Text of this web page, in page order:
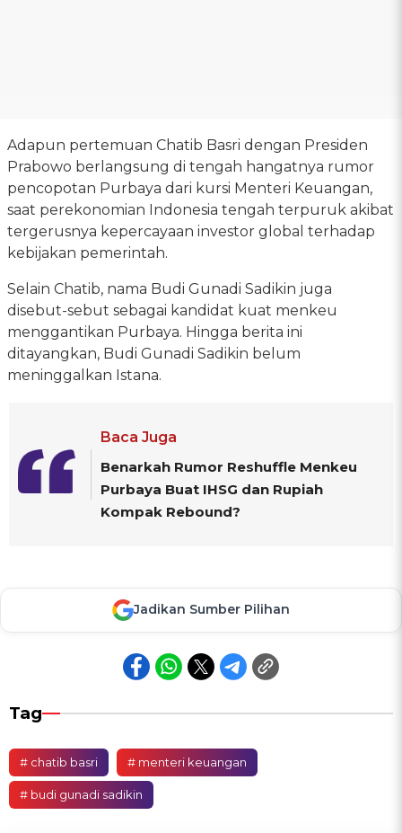
Adapun pertemuan Chatib Basri dengan Presiden
Prabowo berlangsung di tengah hangatnya rumor
pencopotan Purbaya dari kursi Menteri Keuangan,
saat perekonomian Indonesia tengah terpuruk akibat
tergerusnya kepercayaan investor global terhadap
kebijakan pemerintah.
Selain Chatib, nama Budi Gunadi Sadikin juga
disebut-sebut sebagai kandidat kuat menkeu
menggantikan Purbaya. Hingga berita ini
ditayangkan, Budi Gunadi Sadikin belum
meninggalkan Istana.
Baca Juga
Benarkah Rumor Reshuffle Menkeu
Purbaya Buat IHSG dan Rupiah
Kompak Rebound?
Jadikan Sumber Pilihan
Tag
# chatib basri # menteri keuangan
# budi gunadi sadikin